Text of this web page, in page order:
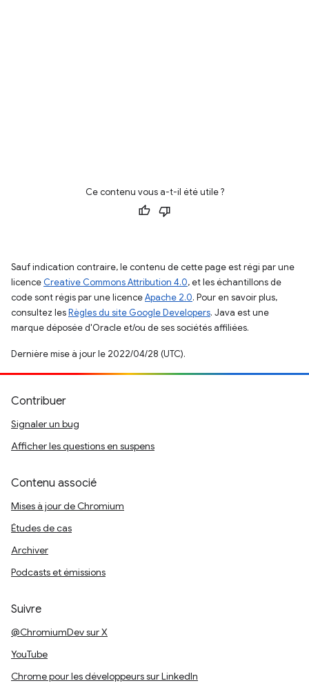
Ce contenu vous a-t-il été utile ?
Sauf indication contraire, le contenu de cette page est régi par une
licence Creative Commons Attribution 4.0, et les échantillons de
code sont régis par une licenceApache 2.0. Pour en savoir plus,
consultez lesRègles du site Google Developers. Java est une
marque déposée d'Oracle et/ou de ses sociétés affiliées.
Dernière mise à jour le 2022/04/28 (UTC).
Contribuer
Signaler un bug
Afficher les questions en suspens
Contenu associé
Mises à jour de Chromium
Études de cas
Archiver
Podcasts et émissions
Suivre
@ChromiumDev sur X
YouTube
Chrome pour les développeurs sur LinkedIn